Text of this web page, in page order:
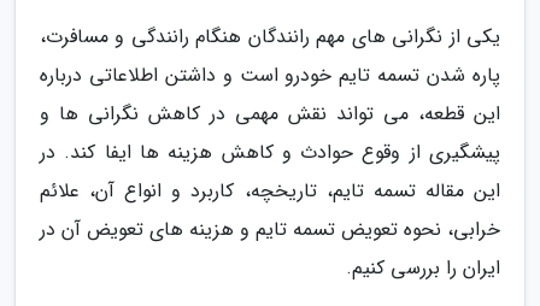
یکی از نگرانی های مهم رانندگان هنگام رانندگی و مسافرت،
پاره شدن تسمه تایم خودرو است و داشتن اطلاعاتی درباره
این قطعه، می تواند نقش مهمی در کاهش نگرانی ها و
پیشگیری از وقوع حوادث و کاهش هزینه ها ایفا کند. در
این مقاله تسمه تایم، تاریخچه، کاربرد و انواع آن، علائم
خرابی، نحوه تعویض تسمه تایم و هزینه های تعویض آن در
ایران را بررسی کنیم.